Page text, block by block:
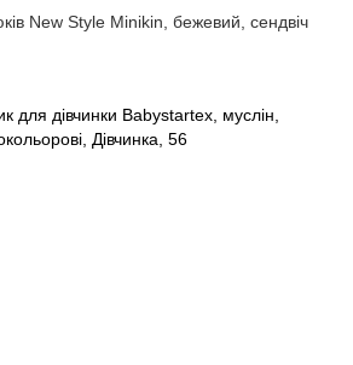
New Style Minikin, бежевий, сендвіч